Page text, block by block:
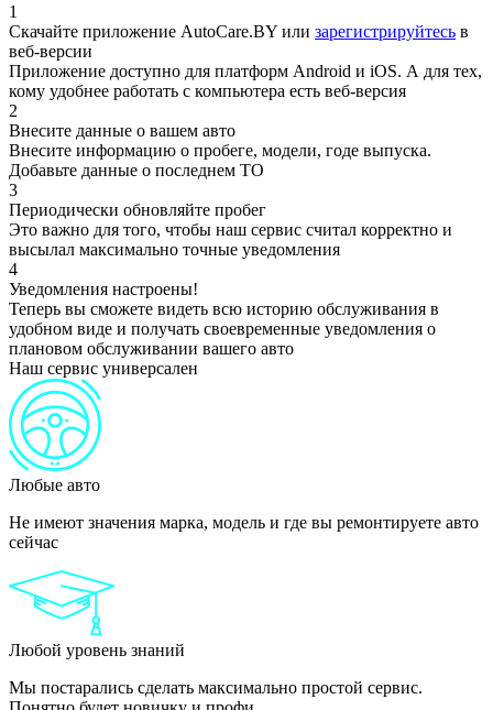
1
Скачайте приложение AutoCare.BY или зарегистрируйтесь в
веб-версии
Приложение доступно для платформ Android и iOS. А для тех,
кому удобнее работать с компьютера есть веб-версия
2
Внесите данные о вашем авто
Внесите информацию о пробеге, модели, годе выпуска.
Добавьте данные о последнем ТО
3
Периодически обновляйте пробег
Это важно для того, чтобы наш сервис считал корректно и
высылал максимально точные уведомления
4
Уведомления настроены!
Теперь вы сможете видеть всю историю обслуживания в
удобном виде и получать своевременные уведомления о
плановом обслуживании вашего авто
Наш сервис универсален
Любые авто
Не имеют значения марка, модель и где вы ремонтируете авто
сейчас
Любой уровень знаний
Мы постарались сделать максимально простой сервис.